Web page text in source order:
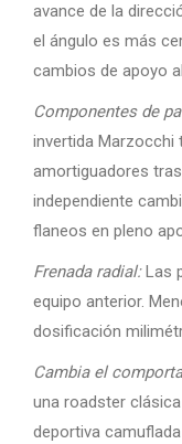
avance de la
el ángulo es más
cambios de apoyo
Componentes de
invertida Marzocchi
amortiguadores
independiente
flaneos en pleno
Frenada radial:Las
equipo anterior.
dosificación
Cambia el
una roadster
deportiva